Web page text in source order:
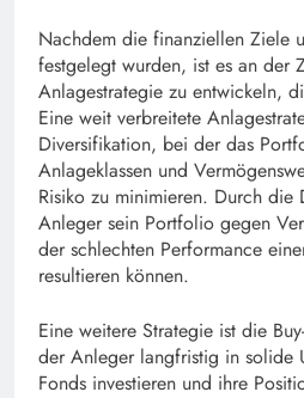
Nachdem die finanziellen Ziele
festgelegt wurden, ist es an der
Anlagestrategie zu entwickeln,
Eine weit verbreitete
Diversifikation, bei der das
Anlageklassen und
Risiko zu minimieren. Durch die
Anleger sein Portfolio gegen
der schlechten Performance
resultieren können.
Eine weitere Strategie ist die
der Anleger langfristig in solide
Fonds investieren und ihre